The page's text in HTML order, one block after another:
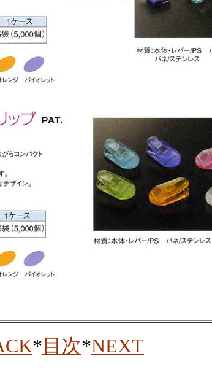
*目次*NEXT